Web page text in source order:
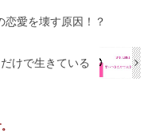
恋愛を壊す原因！？
けで生きている